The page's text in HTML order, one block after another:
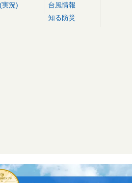
実況)
台風情報
知る防災